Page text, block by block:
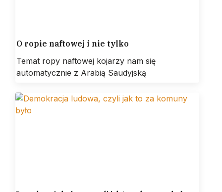
O ropie naftowej i nie tylko
Temat ropy naftowej kojarzy nam się
automatycznie z Arabią Saudyjską